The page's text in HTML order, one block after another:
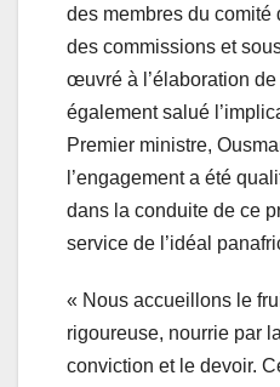
des membres du comité
des commissions et
œuvré à l’élaboration
également salué
Premier ministre,
l’engagement a été
dans la conduite de ce
service de l’idéal
« Nous accueillons le
rigoureuse, nourrie par
conviction et le devoir.